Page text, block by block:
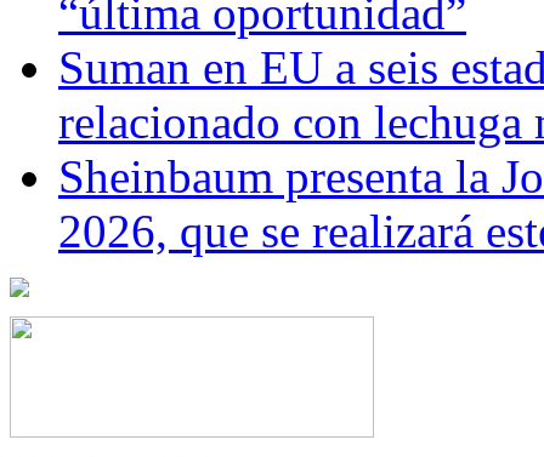
“última oportunidad”
Suman en EU a seis
relacionado con lechuga
Sheinbaum presenta la
2026, que se realizará